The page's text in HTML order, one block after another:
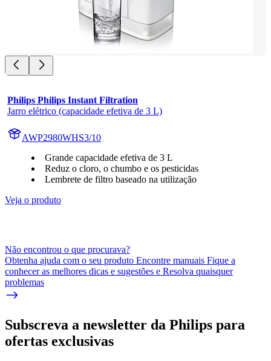
Philips Philips Instant Filtration
Jarro elétrico (capacidade efetiva de 3 L)
AWP2980WHS3/10
Grande capacidade efetiva de 3 L
Reduz o cloro, o chumbo e os pesticidas
Lembrete de filtro baseado na utilização
Veja o produto
Não encontrou o que procurava?
Obtenha ajuda com o seu produto Encontre manuais Fique a
conhecer as melhores dicas e sugestões e Resolva quaisquer
problemas
Subscreva a newsletter da Philips para
ofertas exclusivas